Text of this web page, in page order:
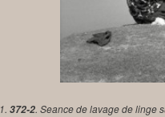
1. 372-2. Seance de lavage de linge